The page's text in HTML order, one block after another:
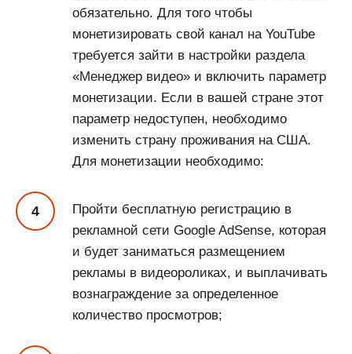
обязательно. Для того чтобы
монетизировать свой канал на YouTube
требуется зайти в настройки раздела
«Менеджер видео» и включить параметр
монетизации. Если в вашей стране этот
параметр недоступен, необходимо
изменить страну проживания на США.
Для монетизации необходимо:
Пройти бесплатную регистрацию в
рекламной сети Google AdSense, которая
и будет заниматься размещением
рекламы в видеороликах, и выплачивать
вознаграждение за определенное
количество просмотров;